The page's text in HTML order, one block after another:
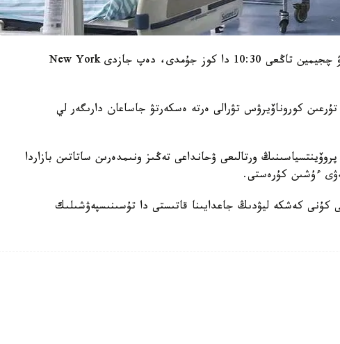
Wuhan Wuchang Hospital ديرەكتورى ليۋ چجيمين تاڭعى 10:30 دا كوز جۇمدى، دەپ جازدى New York
كوروناۆيرۋس تۋرالى ەرتە ەسكەرتۋ جاساعان دارىگەر لي
ورتالىعى ۋحانداعى تەڭىز ونىمدەرىن ساتاتىن بازاردا
ءۇشىن كۇرەستى.
كۇنى كەشكە ليۋدىڭ جاعدايىنا قاتىستى دا تۇسىنىسپەۋشىلىك